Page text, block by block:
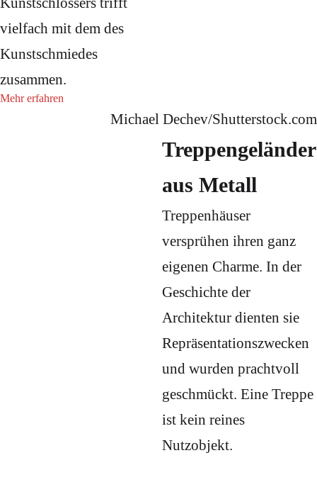
vielfach mit dem des
Kunstschmiedes
zusammen.
Mehr erfahren
Michael Dechev/Shutterstock.com
Treppengeländer
aus Metall
Treppenhäuser
versprühen ihren ganz
eigenen Charme. In der
Geschichte der
Architektur dienten sie
Repräsentationszwecken
und wurden prachtvoll
geschmückt. Eine Treppe
ist kein reines
Nutzobjekt.